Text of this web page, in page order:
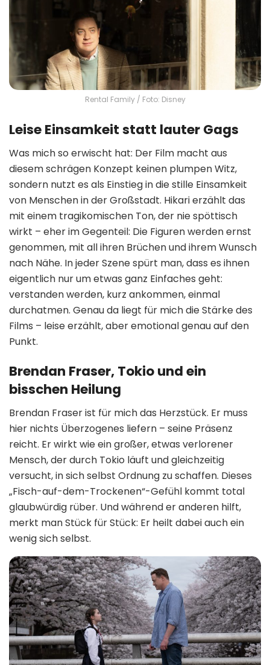
Rental Family / Foto: Disney
Leise Einsamkeit statt lauter Gags
Was mich so erwischt hat: Der Film macht aus
diesem schrägen Konzept keinen plumpen Witz,
sondern nutzt es als Einstieg in die stille Einsamkeit
von Menschen in der Großstadt. Hikari erzählt das
mit einem tragikomischen Ton, der nie spöttisch
wirkt – eher im Gegenteil: Die Figuren werden ernst
genommen, mit all ihren Brüchen und ihrem Wunsch
nach Nähe. In jeder Szene spürt man, dass es ihnen
eigentlich nur um etwas ganz Einfaches geht:
verstanden werden, kurz ankommen, einmal
durchatmen. Genau da liegt für mich die Stärke des
Films – leise erzählt, aber emotional genau auf den
Punkt.
Brendan Fraser, Tokio und ein
bisschen Heilung
Brendan Fraser ist für mich das Herzstück. Er muss
hier nichts Überzogenes liefern – seine Präsenz
reicht. Er wirkt wie ein großer, etwas verlorener
Mensch, der durch Tokio läuft und gleichzeitig
versucht, in sich selbst Ordnung zu schaffen. Dieses
„Fisch-auf-dem-Trockenen“-Gefühl kommt total
glaubwürdig rüber. Und während er anderen hilft,
merkt man Stück für Stück: Er heilt dabei auch ein
wenig sich selbst.